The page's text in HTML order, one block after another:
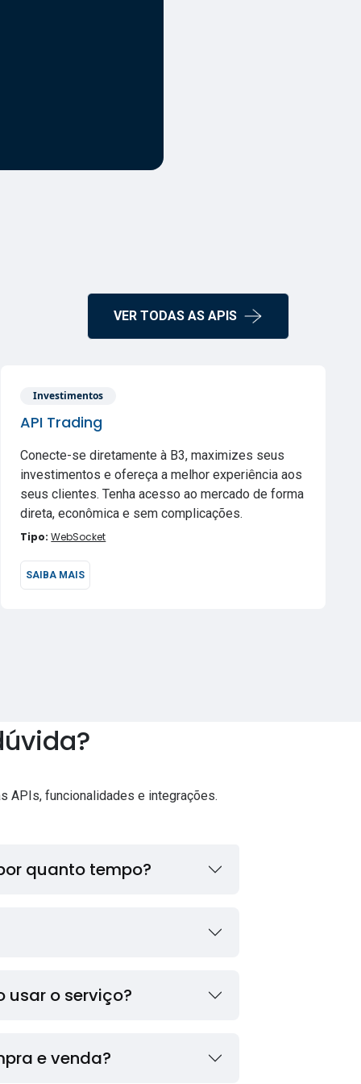
VER TODAS AS APIS
Investimentos
API Trading
Conecte-se diretamente à B3, maximizes seus
investimentos e ofereça a melhor experiência aos
seus clientes. Tenha acesso ao mercado de forma
direta, econômica e sem complicações.
Tipo:WebSocket
SAIBA MAIS
APIs, funcionalidades e integrações.
quanto tempo?
usar o serviço?
e venda?